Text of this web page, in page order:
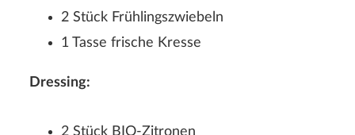
2 Stück Frühlingszwiebeln
1 Tasse frische Kresse
Dressing:
2 Stück BIO-Zitronen